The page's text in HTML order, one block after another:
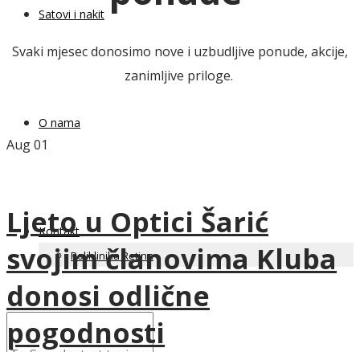
Satovi i nakit
O nama
Kontakt
Poliklinika Retina
Svaki mjesec donosimo nove i uzbudljive ponude, akcije,
zanimljive priloge.
Aug01
Ljeto u Optici Šarić
svojim članovima Kluba
donosi odlične
pogodnosti